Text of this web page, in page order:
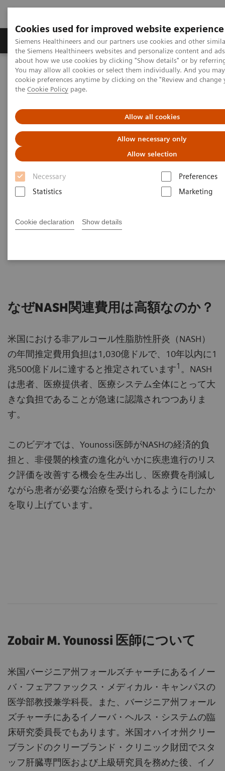
Cookies used for improved website experience
Siemens Healthineers and our partners use cookies and other
the Siemens Healthineers websites and personalize content and
about how we use cookies by clicking "Show details" or by
You may allow all cookies or select them individually. And you
cookie preferences anytime by clicking on the "Review and
the Cookie Policy page.
Allow all cookies
Allow necessary only
Allow selection
Necessary
Preferences
Statistics
Marketing
Cookie declaration Show details
製品＆サービス サポート情報 Insights
ホーム 体外診断薬・機器
疾患・病状と検査
肝臓疾患と検査
専門家の意見を聞く
米国におけるNASHの驚くべき経済的損失
米国におけるNASHの驚くべき
経済的損失
予後リスクの早期評価と反復評価の必要性
Dr. Zobair M. Younossi
Professor and Chairman of Medicine
なぜNASH関連費用は高額なのか？
米国における非アルコール性脂肪性肝炎（NASH）
の年間推定費用負担は1,030億ドルで、10年以内に1
兆500億ドルに達すると推定されています1 。NASH
は患者、医療提供者、医療システム全体にとって大
きな負担であることが急速に認識されつつありま
す。
このビデオでは、Younossi医師がNASHの経済的負
担と、非侵襲的検査の進化がいかに疾患進行のリス
ク評価を改善する機会を生み出し、医療費を削減し
ながら患者が必要な治療を受けられるようにしたか
を取り上げています。
Zobair M. Younossi 医師について
米国バージニア州フォールズチャーチにあるイノー
バ・フェアファックス・メディカル・キャンパスの
医学部教授兼学科長。また、バージニア州フォール
ズチャーチにあるイノーバ・ヘルス・システムの臨
床研究委員長でもあります。米国オハイオ州クリー
ブランドのクリーブランド・クリニック財団でスタ
ッフ肝臓専門医および上級研究員を務めた後、イノ